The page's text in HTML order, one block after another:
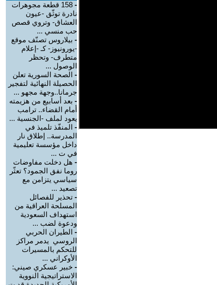
-
158 قطعة مجوهرات
نادرة توثّق -عيون
العشاق- وتروي قصص
حب منسي ...
- بيلاروس تصنّف موقع
-يورونيوز- كـ -إعلام
متطرف- وتحظر
الوصول ...
- الصحة السورية تعلن
الحصيلة النهائية لتفجير
جرمانا..وجهة مجهو ...
- بعد أسابيع من هزيمته
أمام القضاء.. ترامب
يعود لملف -الجنسية ...
- المنفّذ تلميذ في
المدرسة.. إطلاق نار
داخل مؤسسة تعليمية
في ت ...
- هل دخلت مفاوضات
روما نفق الجمود؟ تعثّر
سياسي يتزامن مع
تصعيد ...
- تحذير للفصائل
المسلحة العراقية من
استهداف السعودية
ودعوة لضب ...
- الطيران الحربي
الروسي يدمر مراكز
للتحكم بالمسيرات
الأوكراني ...
- خبير عسكري صيني:
الاستراتيجية النووية